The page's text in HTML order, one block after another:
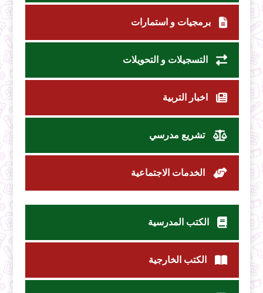
برمجيات و استمارات
التسجيلات و التحويلات
اخبار التربية
تشريع مدرسي
الخدمات الاجتماعية
الكتب المدرسية
الكتب الخارجية